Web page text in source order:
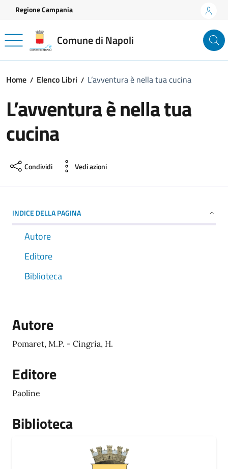
Vai ai contenuti
Vai al footer
Regione Campania
Comune di Napoli
Home Elenco Libri L’avventura è nella tua cucina
L’avventura è nella tua
cucina
Condividi Vedi azioni
INDICE DELLA PAGINA
Autore
Editore
Biblioteca
Autore
Pomaret, M.P. - Cingria, H.
Editore
Paoline
Biblioteca